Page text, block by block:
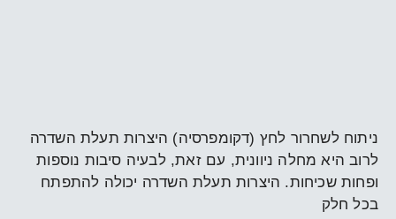
ניתוח לשחרור לחץ (דקומפרסיה) היצרות תעלת השדרה
לרוב היא מחלה ניוונית, עם זאת, לבעיה סיבות נוספות
ופחות שכיחות. היצרות תעלת השדרה יכולה להתפתח
בכל חלק